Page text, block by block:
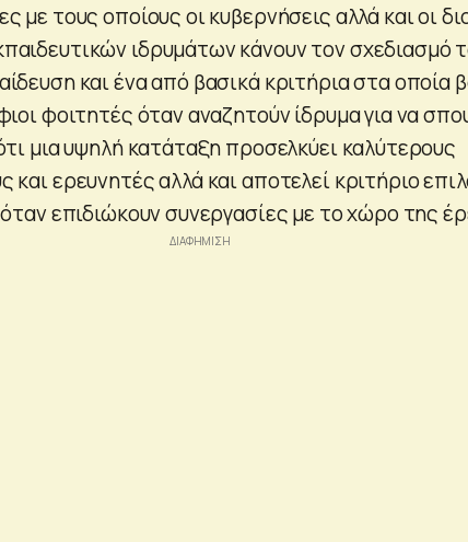
με τους οποίους οι κυβερνήσεις αλλά και οι
ιδρυμάτων κάνουν τον σχεδιασμό
και ένα από βασικά κριτήρια στα οποία
φοιτητές όταν αναζητούν ίδρυμα για να
μια υψηλή κατάταξη προσελκύει καλύτερους
και ερευνητές αλλά και αποτελεί κριτήριο
όταν επιδιώκουν συνεργασίες με το χώρο της